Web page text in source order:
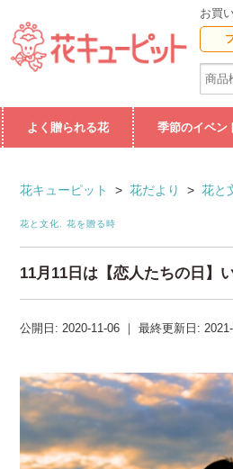
お買
よく贈られる花 季節のイベン
花キューピット > 花だより > 花と
花と文化 花を贈る時
11月11日は【恋人たちの日】
公開日: 2020-11-06 ｜ 最終更新日: